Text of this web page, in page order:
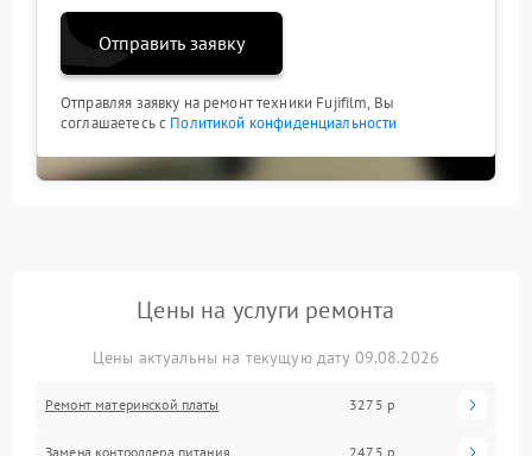
Отправить заявку
Отправляя заявку на ремонт техники Fujifilm, Вы
соглашаетесь с Политикой конфиденциальности
Цены на услуги ремонта
Цены актуальны на текущую дату 09.08.2026
Ремонт материнской платы 3275 р
Замена контроллера питания 2475 р